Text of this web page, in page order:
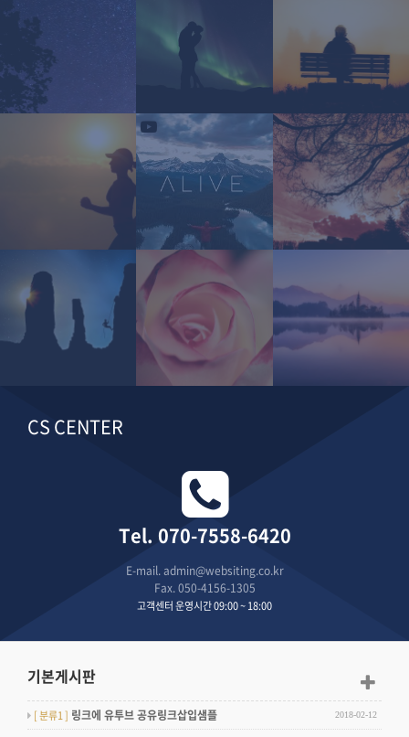
CS CENTER
Tel. 070-7558-6420
E-mail.admin@websiting.co.kr
Fax. 050-4156-1305
고객센터 운영시간09:00 ~ 18:00
기본게시판
[ 분류1 ] 링크에 유투브 공유링크삽입샘플 2018-02-12